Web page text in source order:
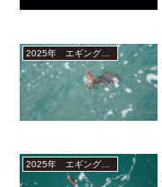
2025年 エギング釣行
2025年 エギング釣行